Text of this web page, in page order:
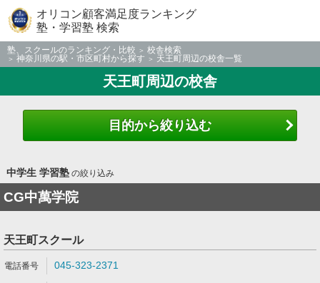
オリコン顧客満足度ランキング
塾・学習塾 検索
塾、スクールのランキング・比較
校舎検索
神奈川県の駅・市区町村から探す
天王町周辺の校舎一覧
天王町周辺の校舎
目的から絞り込む
中学生 学習塾の絞り込み
CG中萬学院
天王町スクール
045-323-2371